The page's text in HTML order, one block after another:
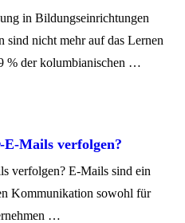
in Bildungseinrichtungen
sind nicht mehr auf das Lernen
% der kolumbianischen …
Mails verfolgen?
verfolgen? E-Mails sind ein
Kommunikation sowohl für
…